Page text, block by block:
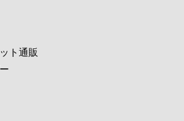
ト通販